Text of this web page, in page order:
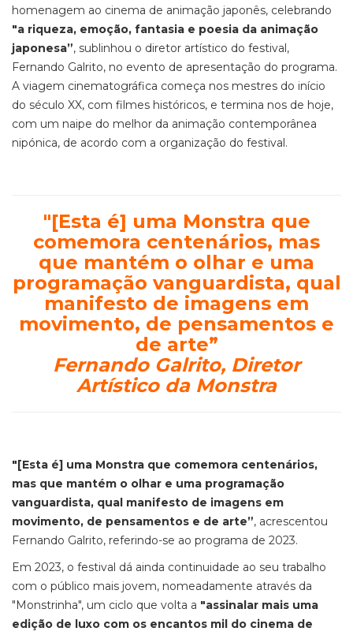
homenagem ao cinema de animação japonês, celebrando
"a riqueza, emoção, fantasia e poesia da animação
japonesa”, sublinhou o diretor artístico do festival,
Fernando Galrito, no evento de apresentação do programa.
A viagem cinematográfica começa nos mestres do início
do século XX, com filmes históricos, e termina nos de hoje,
com um naipe do melhor da animação contemporânea
nipónica, de acordo com a organização do festival.
"[Esta é] uma Monstra que
comemora centenários, mas
que mantém o olhar e uma
programação vanguardista, qual
manifesto de imagens em
movimento, de pensamentos e
de arte”
Fernando Galrito, Diretor
Artístico da Monstra
"[Esta é] uma Monstra que comemora centenários,
mas que mantém o olhar e uma programação
vanguardista, qual manifesto de imagens em
movimento, de pensamentos e de arte”, acrescentou
Fernando Galrito, referindo-se ao programa de 2023.
Em 2023, o festival dá ainda continuidade ao seu trabalho
com o público mais jovem, nomeadamente através da
"Monstrinha", um ciclo que volta a "assinalar mais uma
edição de luxo com os encantos mil do cinema de